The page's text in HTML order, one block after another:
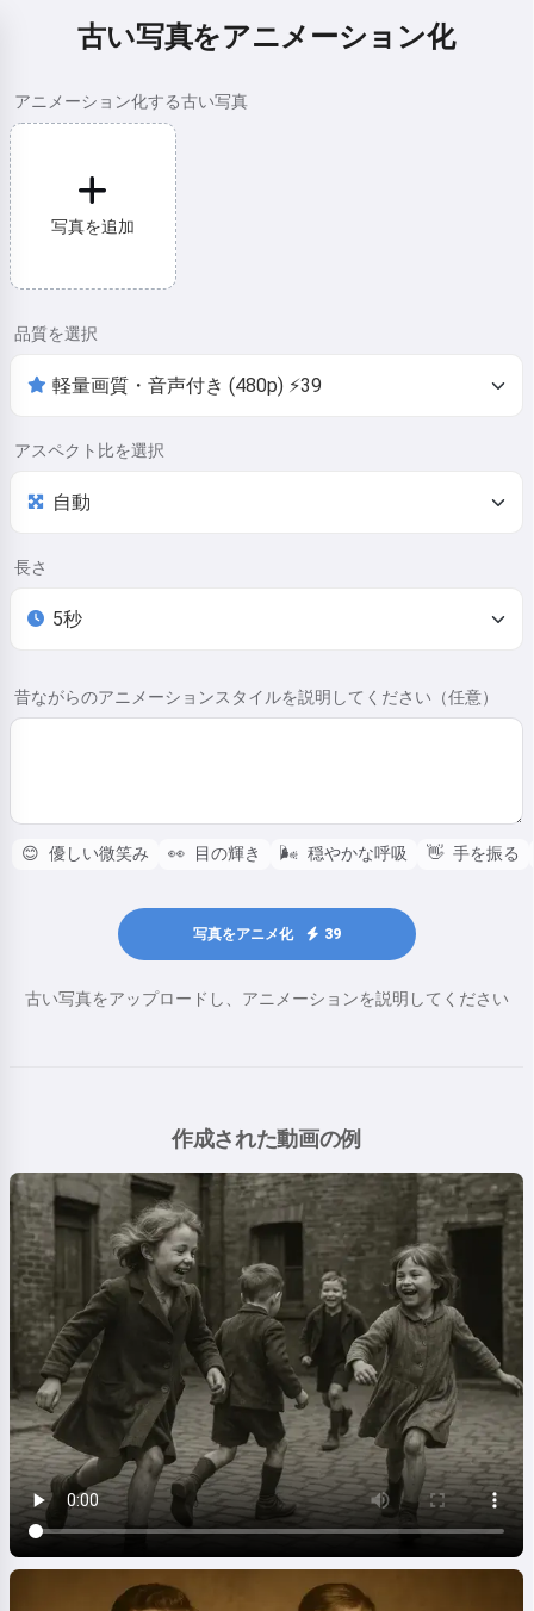
古い写真をアニメーション化
アニメーション化する古い写真
写真を追加
品質を選択
アスペクト比を選択
長さ
昔ながらのアニメーションスタイルを説明してください（任意）
😊 優しい微笑み 👀 目の輝き 🌬️ 穏やかな呼吸 👋 手を振る
写真をアニメ化 39
古い写真をアップロードし、アニメーションを説明してください
作成された動画の例